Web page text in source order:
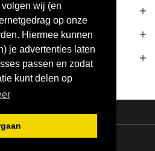
wij (en
op onze
Hiermee kunnen
je advertenties laten
passen en zodat
kunt delen op